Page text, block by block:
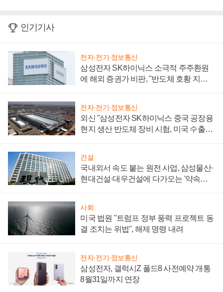
인기기사
전자·전기·정보통신
삼성전자 SK하이닉스 소극적 주주환원
에 해외 증권가 비판, "반도체 호황 지속
전자·전기·정보통신
외신 "삼성전자 SK하이닉스 중국 공장용
현지 생산 반도체 장비 시험, 미국 수출통
건설
국내외서 속도 붙는 원전 사업, 삼성물산·
현대건설·대우건설에 다가오는 '약속의
사회
미국 법원 "트럼프 정부 풍력 프로젝트 동
결 조치는 위법", 해제 명령 내려
전자·전기·정보통신
삼성전자, 갤럭시Z 폴드8 사전예약 개통
8월31일까지 연장